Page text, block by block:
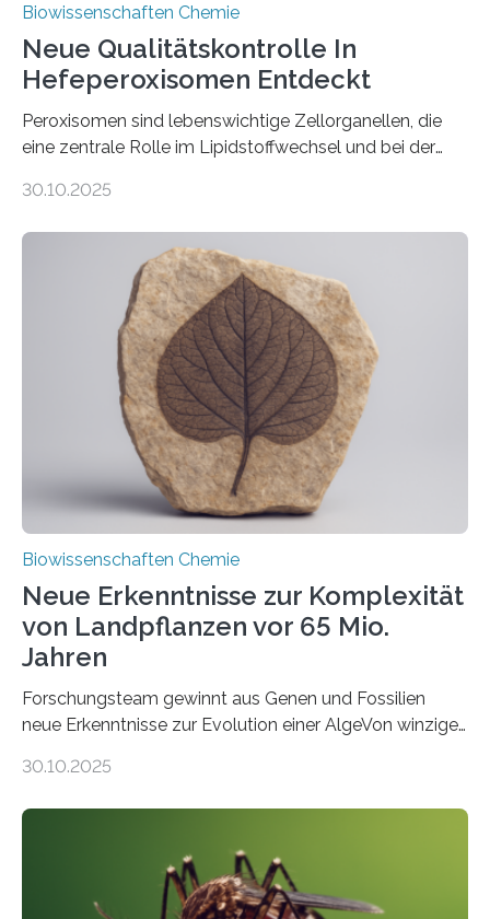
Biowissenschaften Chemie
Neue Qualitätskontrolle In
Hefeperoxisomen Entdeckt
Peroxisomen sind lebenswichtige Zellorganellen, die
eine zentrale Rolle im Lipidstoffwechsel und bei der
erfüllen können, müssen zahlreiche Enzyme präzise in
der Ruhr-Universität Bochum um Prof. Dr. Ralf Erdmann
und Dr. Ismaila Francis Yusuf hat nun einen bislang
unbekannten Qualitätskontrollmechanismus des
peroxisomalen Proteintransports in der Bäckerhefe
Saccharomyces cerevisiae entdeckt, der für die
Funktionsfähigkeit der Organellen entscheidend ist. Die
Studie wurde am 28. Oktober 2025 in der
Fachzeitschrift…
30.10.2025
Biowissenschaften Chemie
Neue Erkenntnisse zur Komplexität
von Landpflanzen vor 65 Mio.
Jahren
Forschungsteam gewinnt aus Genen und Fossilien
neue Erkenntnisse zur Evolution einer AlgeVon winzigen
Landpflanzen zählen zu den komplexesten
Grünalgen, die vor Hunderten von Millionen Jahren
lebten. Unter den Vorfahren sticht eine Gruppe heraus,
die noch heute in der Natur vorkommt: die
30.10.2025